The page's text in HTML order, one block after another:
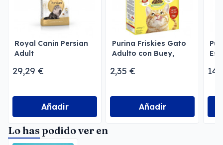
Royal Canin Persian
Adult
29,29 €
Añadir
Purina Friskies Gato
Adulto con Buey,
2,35 €
Añadir
Lo has podido ver en